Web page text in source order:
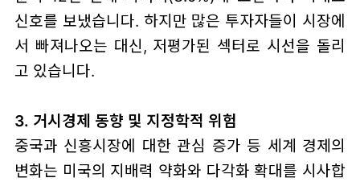
신호를 보냈습니다. 하지만 많은 투자자들이 시장에
서 빠져나오는 대신, 저평가된 섹터로 시선을 돌리
고 있습니다.
3. 거시경제 동향 및 지정학적 위험
중국과 신흥시장에 대한 관심 증가 등 세계 경제의
변화는 미국의 지배력 약화와 다각화 확대를 시사합